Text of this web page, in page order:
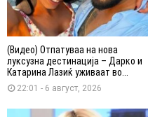
(Видео) Отпатуваа на нова
луксузна дестинација – Дарко и
Катарина Лазиќ уживаат во...
22:01 - 6 август, 2026